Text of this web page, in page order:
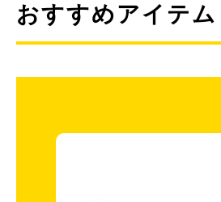
おすすめアイテム